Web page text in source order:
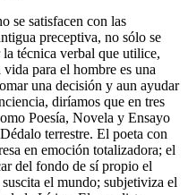
se satisfacen con las
preceptiva, no sólo se
técnica verbal que utilice,
para el hombre es una
una decisión y aun ayudar
diríamos que en tres
Poesía, Novela y Ensayo
terrestre. El poeta con
en emoción totalizadora; el
del fondo de sí propio el
el mundo; subjetiviza el